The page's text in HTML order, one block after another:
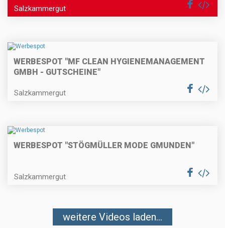
Salzkammergut
WERBESPOT "MF CLEAN HYGIENEMANAGEMENT
GMBH - GUTSCHEINE"
Salzkammergut
WERBESPOT "STÖGMÜLLER MODE GMUNDEN"
Salzkammergut
weitere Videos laden...